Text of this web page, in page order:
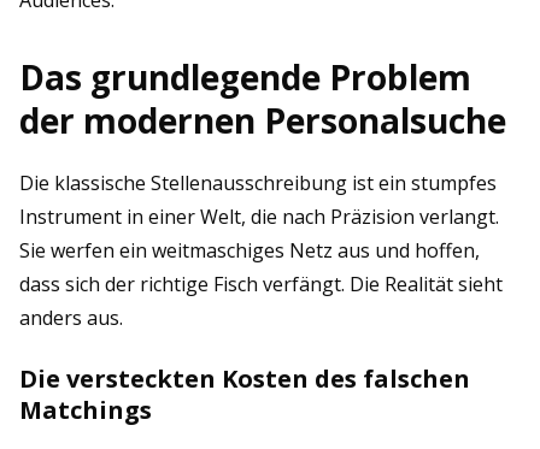
Das grundlegende Problem
der modernen Personalsuche
Die klassische Stellenausschreibung ist ein stumpfes
Instrument in einer Welt, die nach Präzision verlangt.
Sie werfen ein weitmaschiges Netz aus und hoffen,
dass sich der richtige Fisch verfängt. Die Realität sieht
anders aus.
Die versteckten Kosten des falschen
Matchings